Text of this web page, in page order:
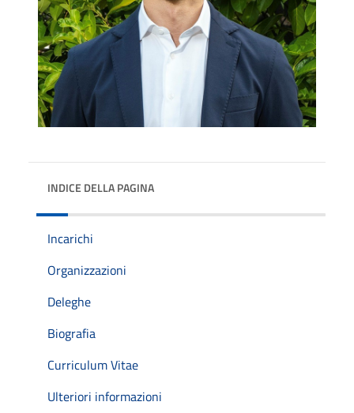
INDICE DELLA PAGINA
Incarichi
Organizzazioni
Deleghe
Biografia
Curriculum Vitae
Ulteriori informazioni